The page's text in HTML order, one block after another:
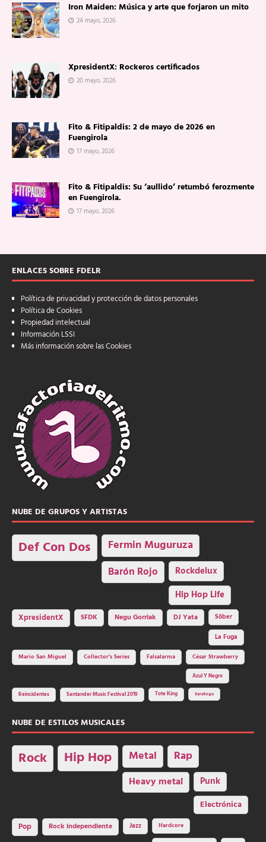
Iron Maiden: Música y arte que forjaron un mito
24 mayo, 2026
XpresidentX: Rockeros certificados
20 mayo, 2026
Fito & Fitipaldis: 2 de mayo de 2026 en
Fuengirola
17 mayo, 2026
Fito & Fitipaldis: Su ‘aullido’ retumbó ferozmente
en Fuengirola.
17 mayo, 2026
ENLACES SOBRE FDELR
Política de privacidad y protección de datos personales
Política de Cookies
Propiedad intelectual
Información LSSI
Más información sobre las Cookies
NUBE DE GRUPOS Y ARTISTAS
Def Con Dos Fermin Muguruza
Barón Rojo Rockdelux
Hip Hop Life
XpresidentX SFDK Negu Gorriak DJ Yata
Sôber
La Fuga
Mario San Miguel
Collector's Series Falsalarma César Strawberry
Azul Y Negro
Reincidentes Santander Music Festival 2019 Tote King Saratoga
NUBE DE ESTILOS MUSICALES
Rock Hip Hop Metal Rap
Heavy metal Punk
Electrónica
Pop Rock independiente Jazz Hardcore